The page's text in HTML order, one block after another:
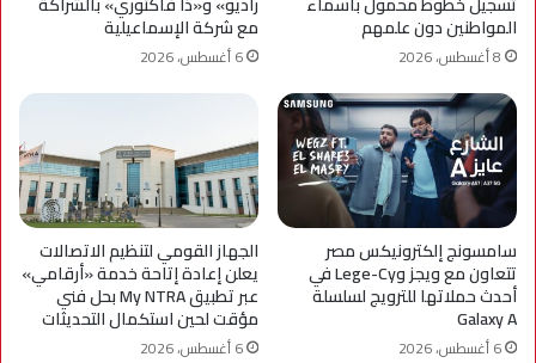
المواطنين دون علمهم
8 أغسطس، 2026
مع شركة الإسماعيلية
6 أغسطس، 2026
سامسونج إلكترونيكس مصر
تتعاون مع ويجز وLege-Cy في
أحدث حملاتها للترويج لسلسلة
Galaxy A
6 أغسطس، 2026
الجهاز القومي لتنظيم الاتصالات
يعلن إعادة إتاحة خدمة «أرقامي»
عبر تطبيق My NTRA بحل فني
مؤقت لحين استكمال التحديثات
6 أغسطس، 2026